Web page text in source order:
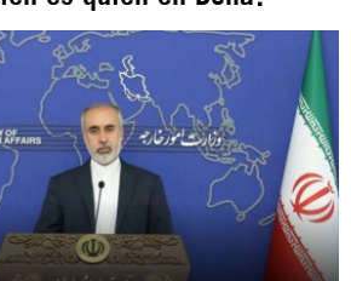
Instagram como: hispan_tv